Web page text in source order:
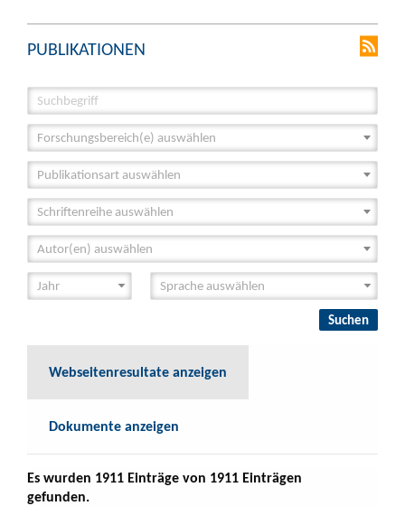
PUBLIKATIONEN
Forschungsbereich(e) auswählen
Publikationsart auswählen
Schriftenreihe auswählen
Autor(en) auswählen
Webseitenresultate anzeigen
Dokumente anzeigen
Es wurden 1911 Einträge von 1911 Einträgen
gefunden.